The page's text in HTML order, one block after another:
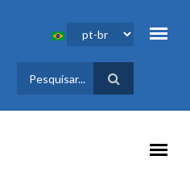
FORMULÁRIO
DE BUSCA